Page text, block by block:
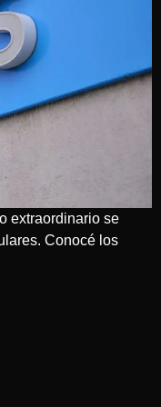
extraordinario se
Conocé los